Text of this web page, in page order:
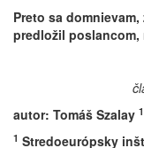
Preto sa
predložil
autor: Tomáš Szalay
1 Stredoeurópsky